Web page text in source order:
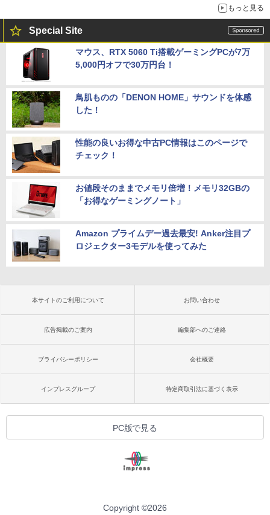
もっと見る
Special Site
マウス、RTX 5060 Ti搭載ゲーミングPCが7万
5,000円オフで30万円台！
鳥肌ものの「DENON HOME」サウンドを体感
した！
性能の良いお得な中古PC情報はこのページで
チェック！
お値段そのままでメモリ倍増！メモリ32GBの
「お得なゲーミングノート」
Amazon プライムデー過去最安! Anker注目プ
ロジェクター3モデルを使ってみた
本サイトのご利用について お問い合わせ
広告掲載のご案内 編集部へのご連絡
プライバシーポリシー 会社概要
インプレスグループ 特定商取引法に基づく表示
PC版で見る
Copyright ©2026